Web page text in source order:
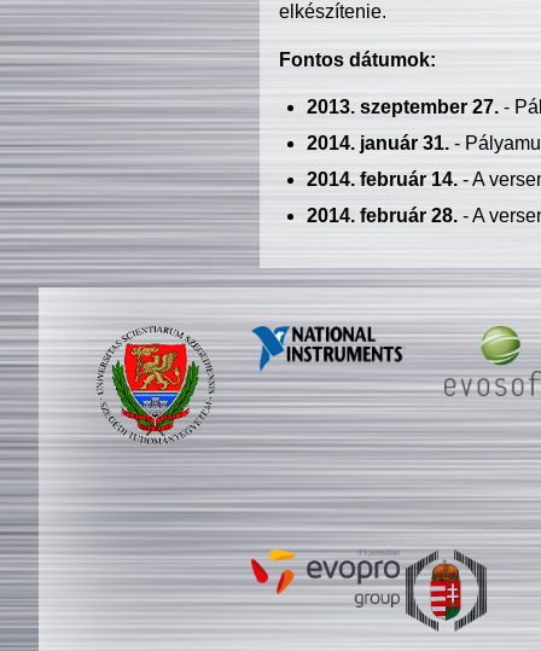
elkészítenie.
Fontos dátumok:
2013. szeptember 27.-
2014. január 31.-
2014. február 14.- A
2014. február 28.- A